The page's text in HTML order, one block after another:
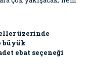
üzerinde
büyük
ebat seçeneği